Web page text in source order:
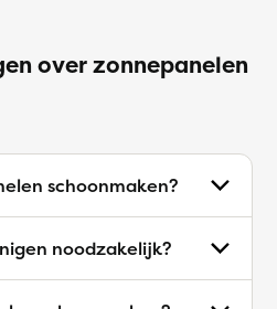
over zonnepanelen
schoonmaken?
noodzakelijk?